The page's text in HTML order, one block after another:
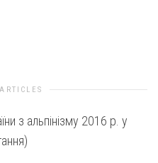
з альпінізму 2016 р. у